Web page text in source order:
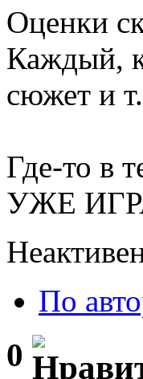
Оценки
Каждый,
сюжет и
Где-то в
УЖЕ
По
0